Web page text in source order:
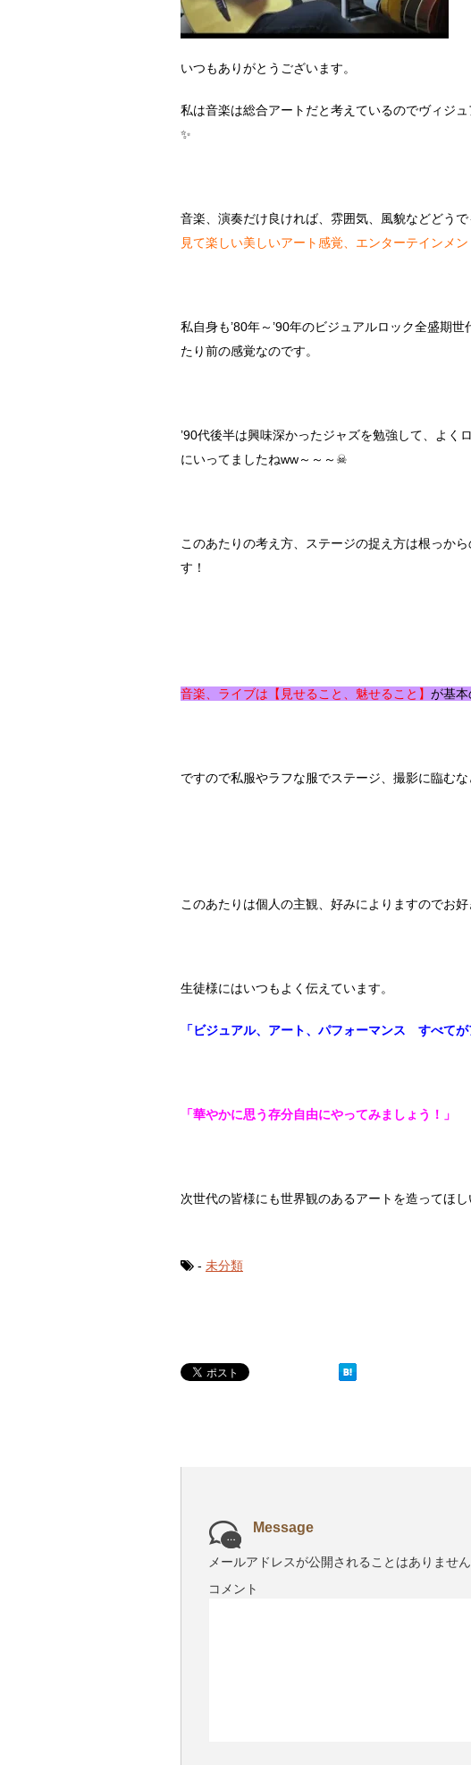
いつもありがとうございます。
私は音楽は総合アートだと考えているのでヴィジ
✨
音楽、演奏だけ良ければ、雰囲気、風貌などどう
見て楽しい美しいアート感覚、エンターテインメ
私自身も’80年～’90年のビジュアルロック全盛期
たり前の感覚なのです。
’90代後半は興味深かったジャズを勉強して、よく
にいってましたねww～～～☠
このあたりの考え方、ステージの捉え方は根っか
す！
音楽、ライブは【見せること、魅せること】 が基本
ですので私服やラフな服でステージ、撮影に臨む
このあたりは個人の主観、好みによりますのでお好
生徒様にはいつもよく伝えています。
「ビジュアル、アート、パフォーマンス すべてが
「華やかに思う存分自由にやってみましょう！」
次世代の皆様にも世界観のあるアートを造ってほ
- 未分類
Message
メールアドレスが公開されることはありません
コメント